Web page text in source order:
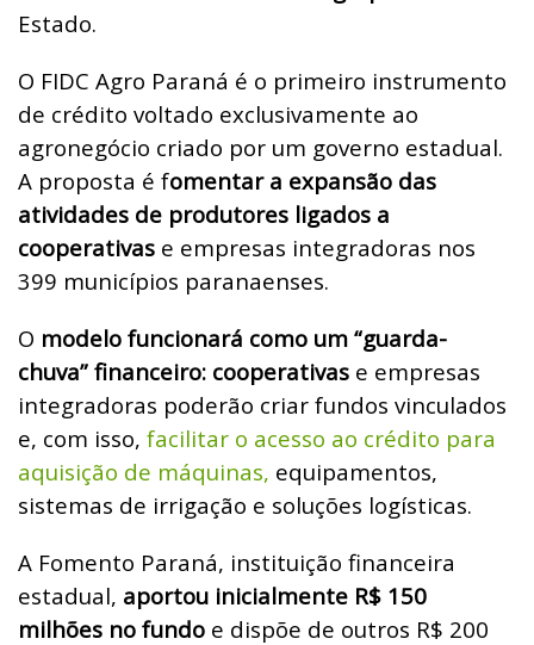
Estado.
O FIDC Agro Paraná é o primeiro instrumento
de crédito voltado exclusivamente ao
agronegócio criado por um governo estadual.
A proposta é fomentar a expansão das
atividades de produtores ligados a
cooperativas e empresas integradoras nos
399 municípios paranaenses.
O modelo funcionará como um “guarda-
chuva” financeiro: cooperativas e empresas
integradoras poderão criar fundos vinculados
e, com isso, facilitar o acesso ao crédito para
aquisição de máquinas, equipamentos,
sistemas de irrigação e soluções logísticas.
A Fomento Paraná, instituição financeira
estadual, aportou inicialmente R$ 150
milhões no fundo e dispõe de outros R$ 200